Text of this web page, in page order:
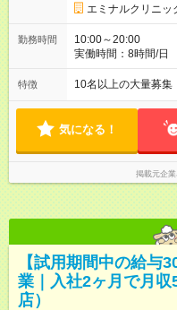
採用（契約社員） 給
残業代を含みます。
業代 32,600円／月
エミナルクリニッ
勤務時間
10:00～20:00
実働時間：8時間/日 （休憩120分）
業少なめ＆通勤も楽
とゆっくりなので、
生活との両立が叶い
特徴 10名以上の大量募集
気になる！
掲載元企業
【試用期間中の給与
業｜入社2ヶ月で月
店）